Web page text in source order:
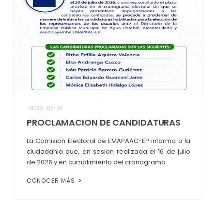
2026-07-21
PROCLAMACION DE CANDIDATURAS
La Comision Electoral de EMAPAAC-EP informa a la
ciudadania que, en sesion realizada el 16 de julio
de 2026 y en cumplimiento del cronograma
CONOCER MÁS